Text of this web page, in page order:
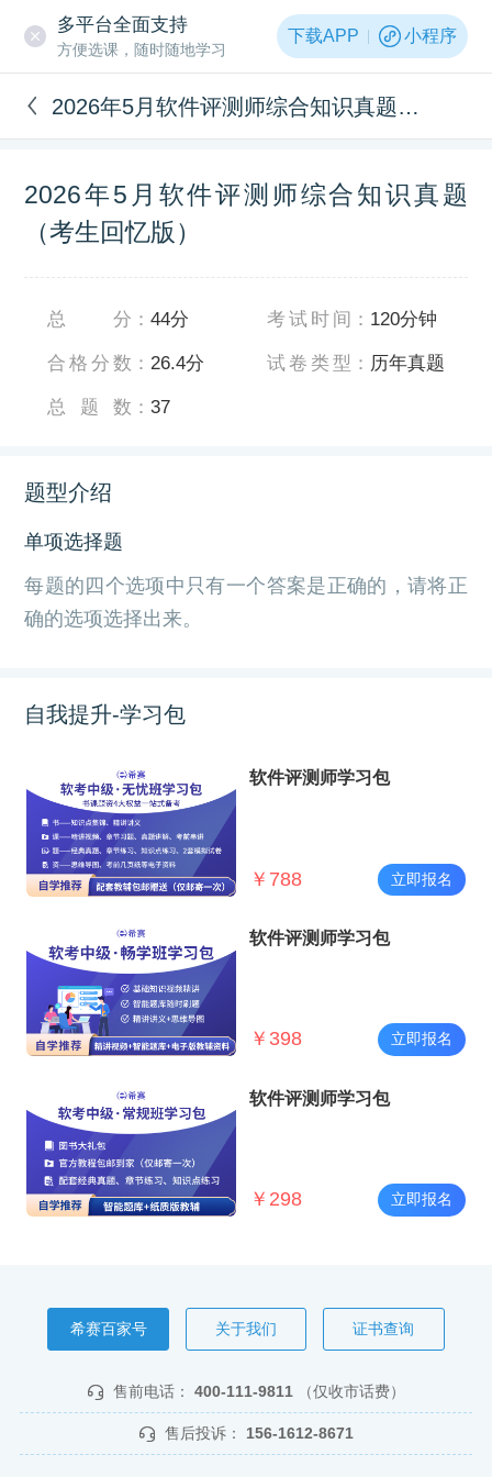
多平台全面支持
方便选课，随时随地学习
下载APP 小程序
2026年5月软件评测师综合知识真题（考生回忆版）
2026年5月软件评测师综合知识真题
（考生回忆版）
总分 ：44分
合格分数 ：26.4分
总题数 ：37
考试时间 ： 120分钟
试卷类型 ： 历年真题
题型介绍
单项选择题
每题的四个选项中只有一个答案是正确的，请将正
确的选项选择出来。
自我提升-学习包
软件评测师学习包
￥ 788 立即报名
软件评测师学习包
￥ 398 立即报名
软件评测师学习包
￥ 298 立即报名
希赛百家号 关于我们 证书查询
售前电话： 400-111-9811 （仅收市话费）
售后投诉： 156-1612-8671